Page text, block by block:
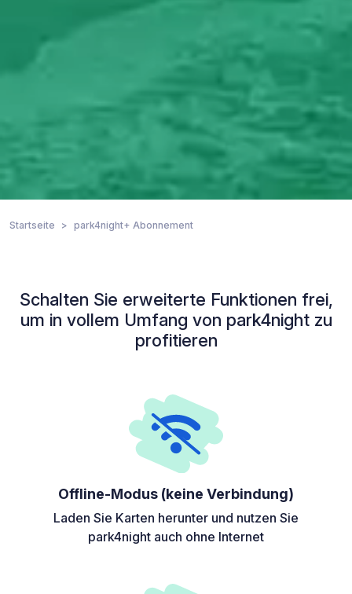
Startseite park4night+ Abonnement
Schalten Sie erweiterte Funktionen frei,
um in vollem Umfang von park4night zu
profitieren
Offline-Modus (keine Verbindung)
Laden Sie Karten herunter und nutzen Sie
park4night auch ohne Internet